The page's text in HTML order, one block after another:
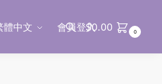
體中文 會員登入
$0.00 0